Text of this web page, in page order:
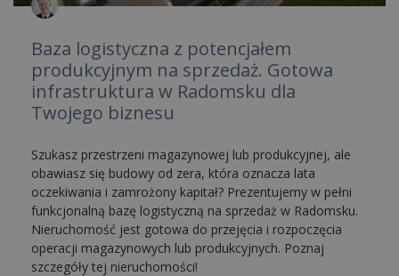
Baza logistyczna z potencjałem
produkcyjnym na sprzedaż. Gotowa
infrastruktura w Radomsku dla
Twojego biznesu
Szukasz przestrzeni magazynowej lub produkcyjnej, ale
obawiasz się budowy od zera, która oznacza lata
oczekiwania i zamrożony kapitał? Prezentujemy w pełni
funkcjonalną bazę logistyczną na sprzedaż w Radomsku.
Nieruchomość jest gotowa do przejęcia i rozpoczęcia
operacji magazynowych lub produkcyjnych. Poznaj
szczegóły tej nieruchomości!